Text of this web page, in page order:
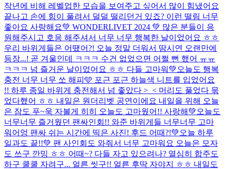
작년에 비해 레벨업한 모습을 보여주고 싶어서 많이 힘냈어요
끝나고 손에 힘이 풀려서 덜덜 떨리던거 있죠? 이런 떨림 너무
좋아요 사랑해요💚 WONDERLIVET 2024 💚 많은 분들이 응
원해주시고 호응 해주셔서 너무 너무 행복한 날이었어요 ㅎㅎ
우리 바위게들은 어땠어?! 오늘 정말 더워서 땀시연 오랜만에
등장...! 곧 겨울인데 ㅋㅋㅋ 수건 없었으면 어쩔 뻔 했어 ㅠㅠ
ㅋㅋㅋ 넘 즐거운 날이었어요 ㅎㅎ 다들 고마워💚 오늘도 행복
충전 너무 너무 쏘 해피🩵 포근 포근 하늘색 니트를 입었어요
!! 하루 종일 바위게 충전해서 넘 좋았다 >_< 머리도 풀었다 묶
었다했어 ㅎㅎ 내일은 원더리벳 공연이에요 내일을 위해 오늘
은 잠도 푸~욱 자볼게 히히 오늘도 고마웠어!! 사랑해💚 오늘도
너무너무 즐거웠던 팬싸인회!! 와준 바위게들 너무너무 고마
워어엉 팬싸 쉬는 시간에 띡은 사진! 후드 어때?!💚오늘 하루
일과도 끝!!💚 팬 사인회도 와줘서 너무 고마워요 오늘은 모자
도 쓰구 깐밍 ㅎㅎ 어때~? 다들 자고 있으려나? 열심히 합주도
하구 쿨쿨 자려구... 얼른 씻구!! 얼른 후딱 자야지 ㅎㅎ 내일도